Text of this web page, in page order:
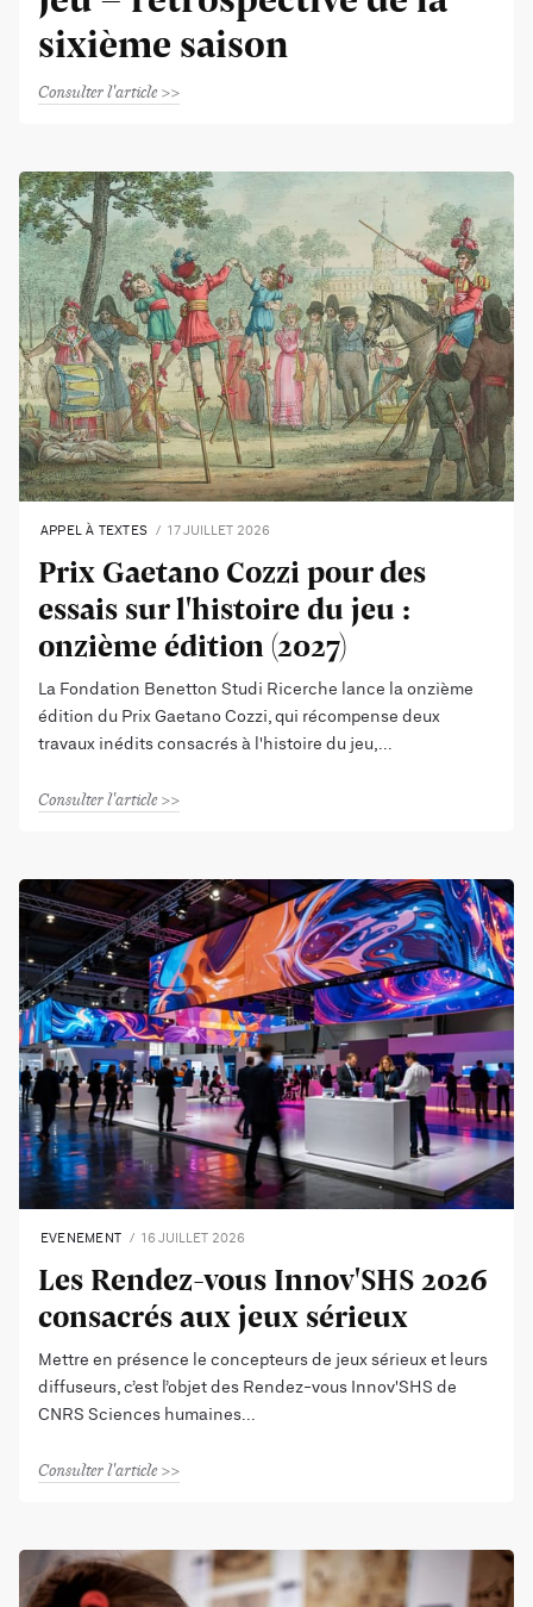
sixième saison
Consulter l'article
APPEL À TEXTES 17 JUILLET 2026
Prix Gaetano Cozzi pour des
essais sur l'histoire du jeu :
onzième édition (2027)
La Fondation Benetton Studi Ricerche lance la onzième
édition du Prix Gaetano Cozzi, qui récompense deux
travaux inédits consacrés à l'histoire du jeu,
Consulter l'article
EVENEMENT 16 JUILLET 2026
Les Rendez-vous Innov'SHS 2026
consacrés aux jeux sérieux
Mettre en présence le concepteurs de jeux sérieux et leurs
diffuseurs, c’est l’objet des Rendez-vous Innov'SHS de
CNRS Sciences humaines
Consulter l'article